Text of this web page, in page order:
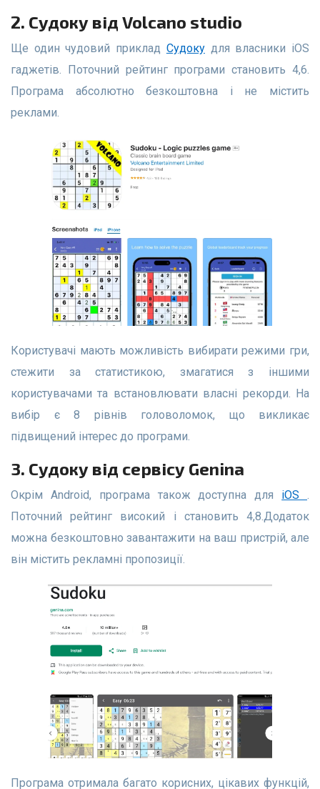
2. Судоку від Volcano studio
Ще один чудовий приклад Судокудля власники iOS
гаджетів. Поточний рейтинг програми становить 4,6.
Програма абсолютно безкоштовна і не містить
реклами.
Користувачі мають можливість вибирати режими гри,
стежити за статистикою, змагатися з іншими
користувачами та встановлювати власні рекорди. На
вибір є 8 рівнів головоломок, що викликає
підвищений інтерес до програми.
3. Судоку від сервісу Genina
Окрім Android, програма також доступна для iOS.
Поточний рейтинг високий і становить 4,8.Додаток
можна безкоштовно завантажити на ваш пристрій, але
він містить рекламні пропозиції.
Програма отримала багато корисних, цікавих функцій,